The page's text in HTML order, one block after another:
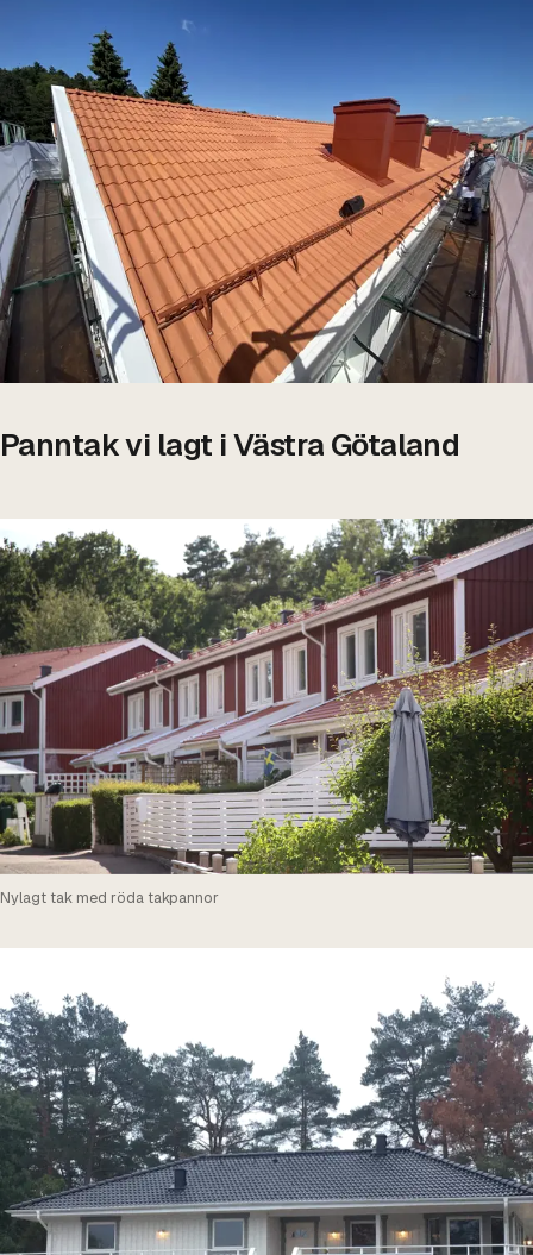
Panntak vi lagt i Västra Götaland
Nylagt tak med röda takpannor